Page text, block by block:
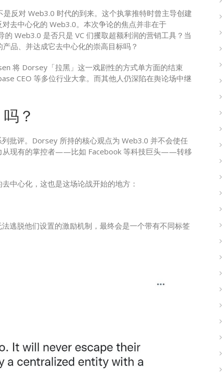
反对 Web3.0 时代的到来。这个执掌推特时曾主导创建
去中心化的 Web3.0。本次争论的焦点并非在于
Web3.0 是否只是 VC 们攫取超额利润的营销工具？当
品、并达成它去中心化的崇高目标吗？
将 Dorsey「拉黑」这一戏剧性的方式单方面的结束
CEO 等多位行业大拿。而其他人仍深陷在舆论场中继
？
批评。Dorsey 所持的核心观点为 Web3.0 并不会使任
从现有的掌控者——比如 Facebook 等科技巨头——转移
中心化，这也是这场论战开始的地方：
逃脱他们设置的激励机制，最终会是一个带有不同标签